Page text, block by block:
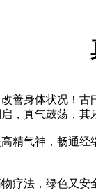
身体状况！古
，真气鼓荡，其
气神，畅通经
法，绿色又安